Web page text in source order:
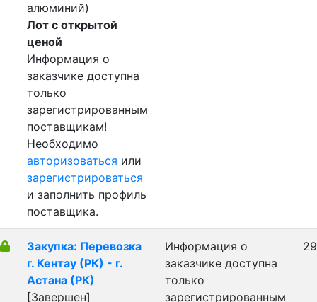
алюминий)
Лот с открытой
ценой
Информация о
заказчике доступна
только
зарегистрированным
поставщикам!
Необходимо
авторизоваться или
зарегистрироваться
и заполнить профиль
поставщика.
Закупка: Перевозка
г. Кентау (РК) - г.
Астана (РК)
[Завершен]
Информация о
заказчике доступна
только
зарегистрированным